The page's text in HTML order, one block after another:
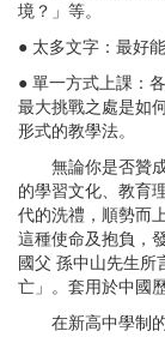
境？」等。
● 太多文字：最好
● 單一方式上課：
最大挑戰之處是如
形式的教學法。
無論你是否贊
的學習文化、教育
代的洗禮，順勢而
這種使命及抱負，
國父 孫中山先生所
亡」。套用於中國
在新高中學制